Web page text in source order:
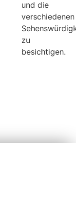
und die
verschiedenen
zu
besichtigen.